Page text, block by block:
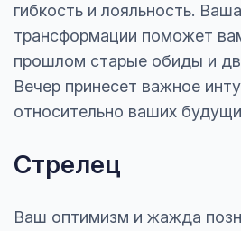
гибкость и лояльность.
трансформации поможет
прошлом старые обиды и
Вечер принесет важное
относительно ваших
Стрелец
Ваш оптимизм и жажда